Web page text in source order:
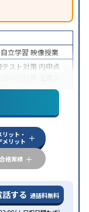
自立学習 映像授業
スト対策 内申点
AO)対策
能
オンライン対応1
リット・
メリット
合格実績
話する 通話料無料